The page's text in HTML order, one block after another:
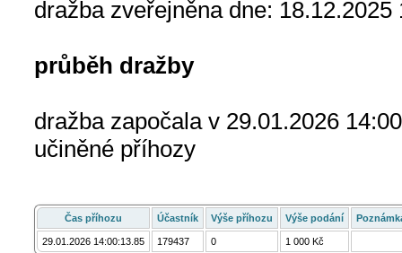
dražba zveřejněna dne: 18.12.2025
průběh dražby
dražba započala v 29.01.2026
učiněné příhozy
Čas příhozu Účastník Výše příhozu Výše podání
29.01.2026 14:00:13.85 179437 0 1 000 Kč